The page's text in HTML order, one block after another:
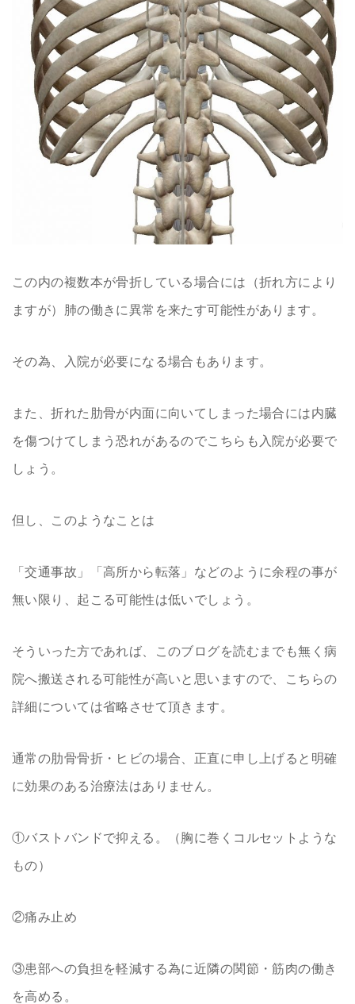
この内の複数本が骨折している場合には（折れ方により
ますが）肺の働きに異常を来たす可能性があります。
その為、入院が必要になる場合もあります。
また、折れた肋骨が内面に向いてしまった場合には内臓
を傷つけてしまう恐れがあるのでこちらも入院が必要で
しょう。
但し、このようなことは
「交通事故」「高所から転落」などのように余程の事が
無い限り、起こる可能性は低いでしょう。
そういった方であれば、このブログを読むまでも無く病
院へ搬送される可能性が高いと思いますので、こちらの
詳細については省略させて頂きます。
通常の肋骨骨折・ヒビの場合、正直に申し上げると明確
に効果のある治療法はありません。
①バストバンドで抑える。（胸に巻くコルセットような
もの）
②痛み止め
③患部への負担を軽減する為に近隣の関節・筋肉の働き
を高める。